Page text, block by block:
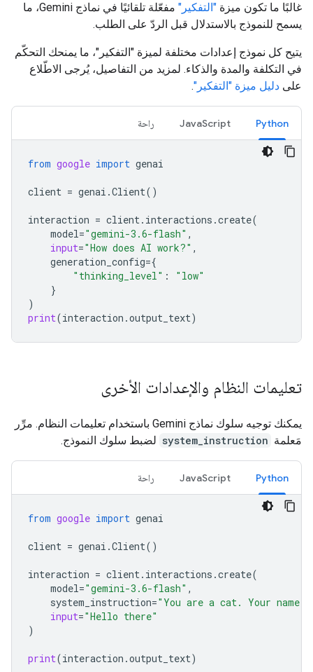
غالبًا ما تكون ميزة "التفكير"
مفعّلة تلقائيًا في نماذج Gemini، ما
يسمح للنموذج بالاستدلال قبل الردّ على الطلب.
يتيح كل نموذج إعدادات مختلفة لميزة "التفكير"، ما يمنحك التحكّم
في التكلفة والمدة والذكاء. لمزيد من التفاصيل، يُرجى الاطّلاع
على دليل ميزة "التفكير".
Python
JavaScript راحة
from google import genai
client = genai .Client()
interaction = client. interactions .create(
model="gemini-3.6-flash" ,
input="How does AI work?" ,
generation_config={
"thinking_level" :
"low"
}
)
print(interaction .output_text)
تعليمات النظام والإعدادات الأخرى
يمكنك توجيه سلوك نماذج Gemini باستخدام تعليمات النظام. مرِّر
مَعلمة system_instruction لضبط سلوك النموذج.
Python
JavaScript راحة
from google import genai
client = genai .Client()
interaction = client. interactions .create(
model="gemini-3.6-flash" ,
system_instruction="You are a cat. Your name
input="Hello there"
)
print(interaction .output_text)